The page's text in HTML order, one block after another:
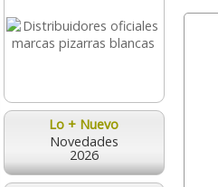
Lo + Nuevo
Novedades
2026